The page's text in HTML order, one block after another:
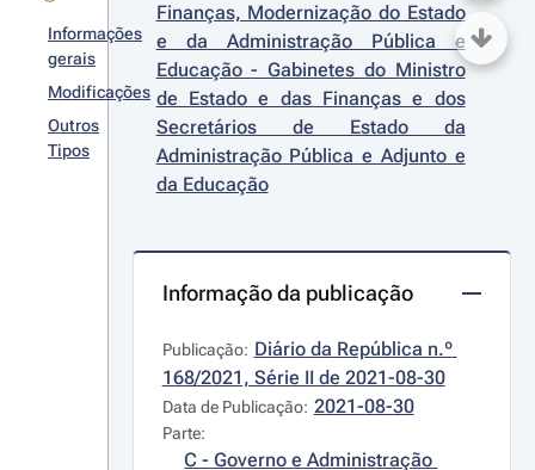
Informações
gerais
Modificações
Outros
Tipos
Finanças, Modernização do Estado
e da Administração Pública e
Educação - Gabinetes do Ministro
de Estado e das Finanças e dos
Secretários de Estado da
Administração Pública e Adjunto e
da Educação
Informação da publicação
Publicação: Diário da República n.º
168/2021, Série II de 2021-08-30
Data de Publicação: 2021-08-30
Parte:
C - Governo e Administração